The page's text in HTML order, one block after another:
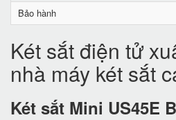
Bảo hành
Két sắt điện tử
nhà máy két sắt
Két sắt Mini US45E